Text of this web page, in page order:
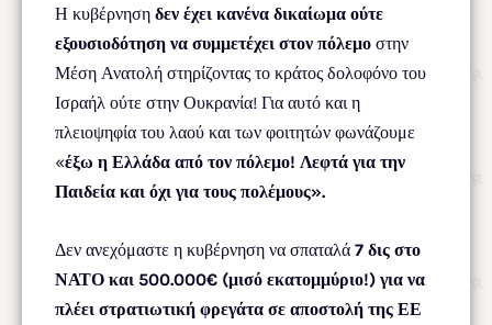
Η κυβέρνηση δεν έχει κανένα δικαίωμα ούτε
εξουσιοδότηση να συμμετέχει στον πόλεμο στην
Μέση Ανατολή στηρίζοντας το κράτος δολοφόνο του
Ισραήλ ούτε στην Ουκρανία! Για αυτό και η
πλειοψηφία του λαού και των φοιτητών φωνάζουμε
«έξω η Ελλάδα από τον πόλεμο! Λεφτά για την
Παιδεία και όχι για τους πολέμους».
Δεν ανεχόμαστε η κυβέρνηση να σπαταλά 7 δις στο
ΝΑΤΟ και 500.000€ (μισό εκατομμύριο!) για να
πλέει στρατιωτική φρεγάτα σε αποστολή της ΕΕ